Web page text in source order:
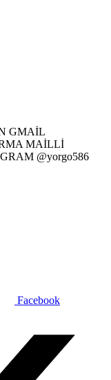
GMAİL
MAİLLİ
@yorgo586
Facebook